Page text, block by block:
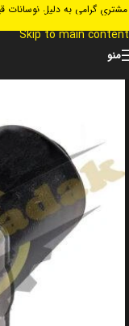
Skip to navigation
Skip to main content
مشتری گرامی به دلیل نوسانات
منو